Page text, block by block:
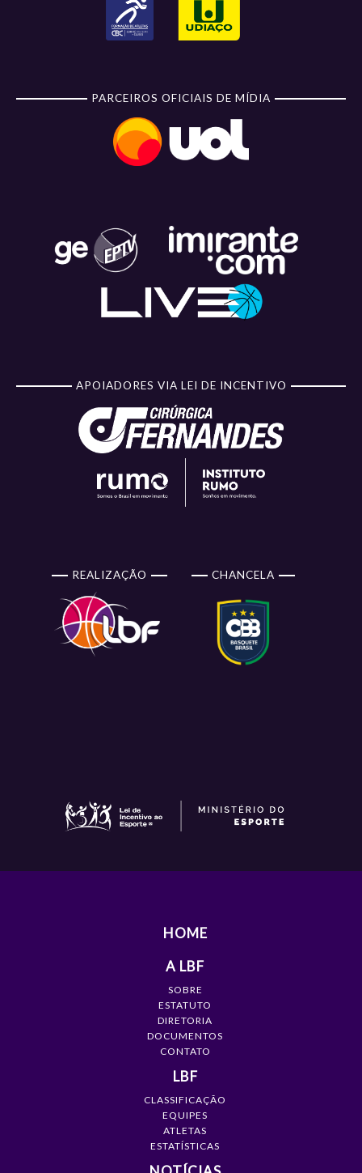
PARCEIROS OFICIAIS DE MÍDIA
APOIADORES VIA LEI DE INCENTIVO
REALIZAÇÃO CHANCELA
HOME
A LBF
SOBRE
ESTATUTO
DIRETORIA
DOCUMENTOS
CONTATO
LBF
CLASSIFICAÇÃO
EQUIPES
ATLETAS
ESTATÍSTICAS